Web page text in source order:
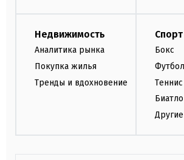
Недвижимость
Аналитика рынка
Покупка жилья
Тренды и вдохновение
Спорт
Бокс
Футбол
Теннис